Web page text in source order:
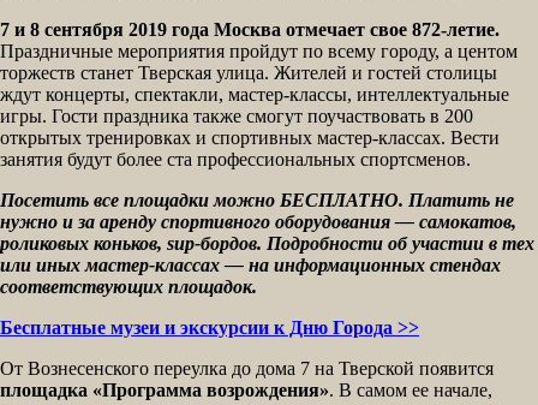
7 и 8 сентября 2019 года Москва отмечает свое 872-летие.
Праздничные мероприятия пройдут по всему городу, а центом
торжеств станет Тверская улица. Жителей и гостей столицы
ждут концерты, спектакли, мастер-классы, интеллектуальные
игры. Гости праздника также смогут поучаствовать в 200
открытых тренировках и спортивных мастер-классах. Вести
занятия будут более ста профессиональных спортсменов.
Посетить все площадки можно БЕСПЛАТНО. Платить не
нужно и за аренду спортивного оборудования — самокатов,
роликовых коньков, sup-бордов. Подробности об участии в тех
или иных мастер-классах — на информационных стендах
соответствующих площадок.
Бесплатные музеи и экскурсии к Дню Города >>
От Вознесенского переулка до дома 7 на Тверской появится
площадка «Программа возрождения». В самом ее начале,